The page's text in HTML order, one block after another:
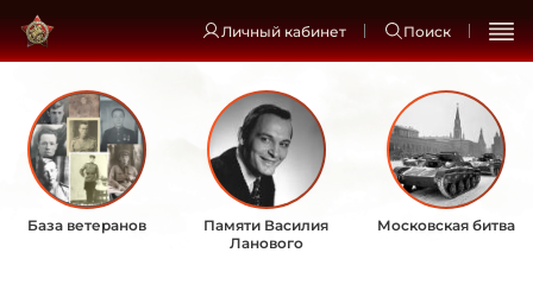
Личный кабинет Поиск
База ветеранов
Памяти Василия
Ланового
Московская битва